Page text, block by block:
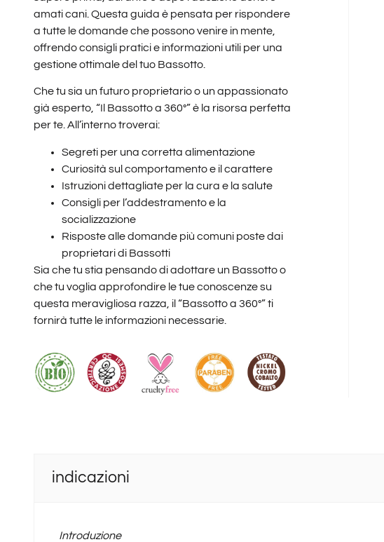
amati cani. Questa guida è pensata per rispondere
a tutte le domande che possono venire in mente,
offrendo consigli pratici e informazioni utili per una
gestione ottimale del tuo Bassotto.
Che tu sia un futuro proprietario o un appassionato
già esperto, “Il Bassotto a 360°” è la risorsa perfetta
per te. All’interno troverai:
Segreti per una corretta alimentazione
Curiosità sul comportamento e il carattere
Istruzioni dettagliate per la cura e la salute
Consigli per l’addestramento e la
socializzazione
Risposte alle domande più comuni poste dai
proprietari di Bassotti
Sia che tu stia pensando di adottare un Bassotto o
che tu voglia approfondire le tue conoscenze su
questa meravigliosa razza, il “Bassotto a 360°” ti
fornirà tutte le informazioni necessarie.
indicazioni
Introduzione